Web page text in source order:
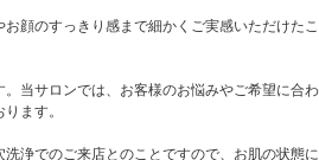
顔のすっきり感まで細かくご実感いただけた
当サロンでは、お客様のお悩みやご希望に合
ます。
浄でのご来店とのことですので、お肌の状態